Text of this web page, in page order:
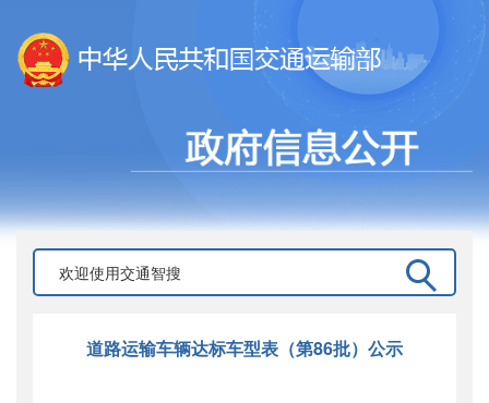
道路运输车辆达标车型表（第86批）公示